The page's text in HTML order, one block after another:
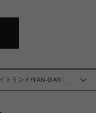
…
トランド/YAN-GANT-